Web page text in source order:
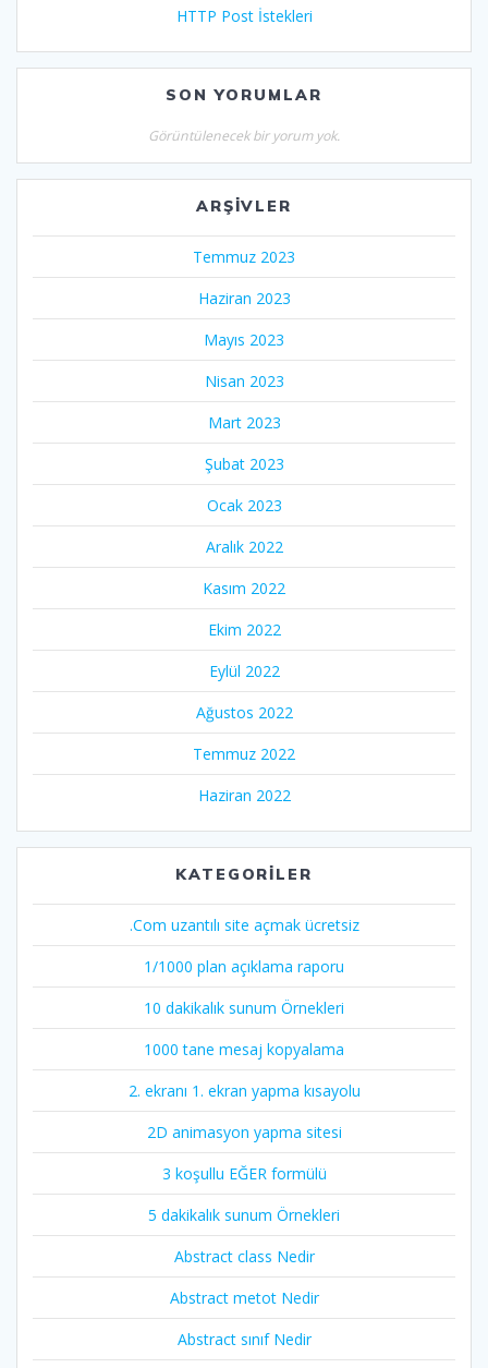
HTTP Post İstekleri
SON YORUMLAR
Görüntülenecek bir yorum yok.
ARŞIVLER
Temmuz 2023
Haziran 2023
Mayıs 2023
Nisan 2023
Mart 2023
Şubat 2023
Ocak 2023
Aralık 2022
Kasım 2022
Ekim 2022
Eylül 2022
Ağustos 2022
Temmuz 2022
Haziran 2022
KATEGORILER
.Com uzantılı site açmak ücretsiz
1/1000 plan açıklama raporu
10 dakikalık sunum Örnekleri
1000 tane mesaj kopyalama
2. ekranı 1. ekran yapma kısayolu
2D animasyon yapma sitesi
3 koşullu EĞER formülü
5 dakikalık sunum Örnekleri
Abstract class Nedir
Abstract metot Nedir
Abstract sınıf Nedir